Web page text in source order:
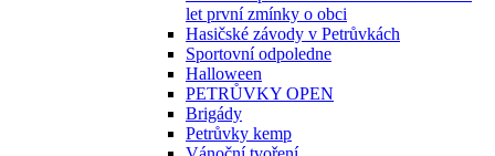
let první zmínky o obci
Hasičské závody v Petrůvkách
Sportovní odpoledne
Halloween
PETRŮVKY OPEN
Brigády
Petrůvky kemp